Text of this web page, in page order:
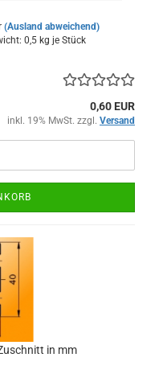
(Ausland abweichend)
0,5 kg je Stück
0,60 EUR
inkl. 19% MwSt. zzgl. Versand
in mm